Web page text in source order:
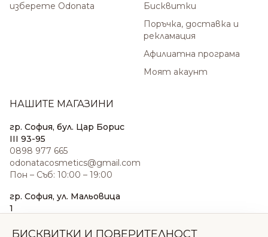
изберете Odonata
Бисквитки
Поръчка, доставка и
рекламация
Афилиатна програма
Моят акаунт
НАШИТЕ МАГАЗИНИ
гр. София, бул. Цар Борис
III 93-95
0898 977 665
odonatacosmetics@gmail.com
Пон – Съб: 10:00 – 19:00
гр. София, ул. Мальовица
1
sales@odonatacosmetics.com
БИСКВИТКИ И ПОВЕРИТЕЛНОСТ